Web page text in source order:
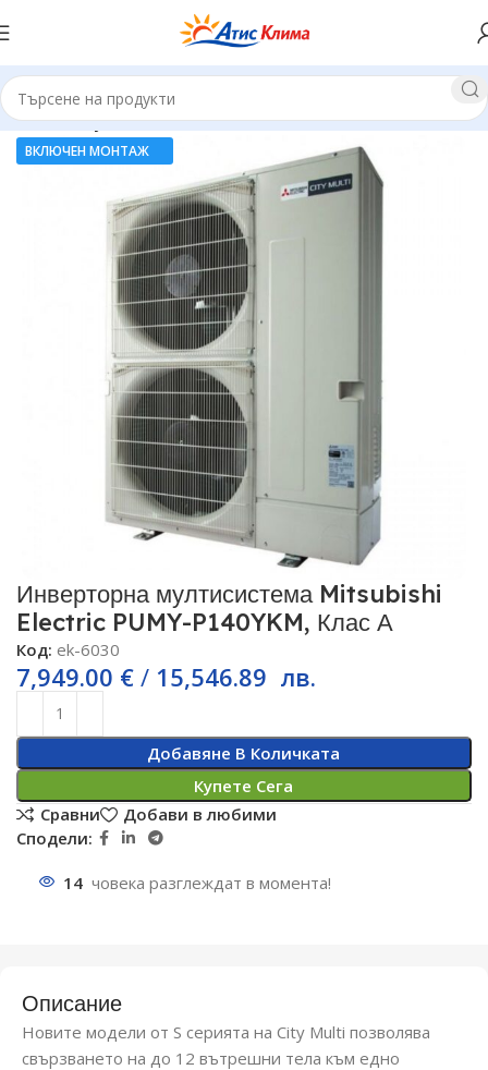
Начало Мултисплит системи
ВКЛЮЧЕН МОНТАЖ
Инверторна мултисистема Mitsubishi
Electric PUMY-P140YKM, Клас А
Код: ek-6030
7,949.00 € / 15,546.89 лв.
Добавяне В Количката
Купете Сега
Сравни
Добави в любими
Сподели:
14 човека разглеждат в момента!
Описание
Новите модели от S серията на City Multi позволява
свързването на до 12 вътрешни тела към едно